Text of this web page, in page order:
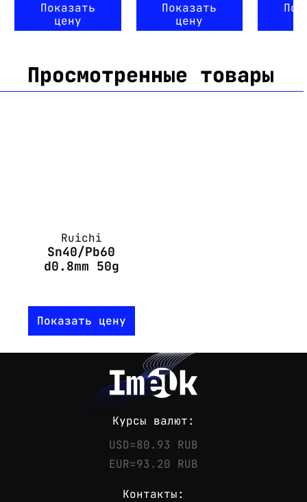
Показать
цену
Показать
цену
Просмотренные товары
Ruichi
Sn40/Pb60
d0.8mm 50g
Показать цену
Курсы валют:
USD=80.93 RUB
EUR=93.20 RUB
Контакты: